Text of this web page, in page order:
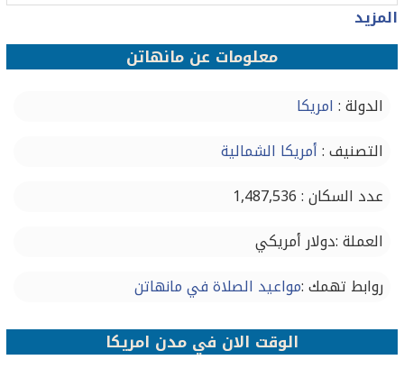
المزيد
معلومات عن مانهاتن
الدولة : امريكا
التصنيف :أمريكا الشمالية
عدد السكان : 1,487,536
العملة :دولار أمريكي
روابط تهمك :مواعيد الصلاة في مانهاتن
الوقت الان في مدن امريكا